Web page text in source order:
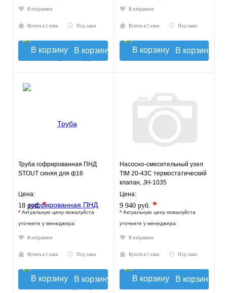
В избранное
Купить в 1 клик Под заказ
В корзину
В избранное
Купить в 1 клик Под заказ
В корзину
Труба гофрированная ПНД
STOUT синяя для ф16
Цена:
18 руб.*
* Актуальную цену пожалуйста
уточните у менеджера
В избранное
Купить в 1 клик Под заказ
В корзину
Насосно-смесительный узел
TIM 20-43С термостатический
клапан, JH-1035
Цена:
9 940 руб. *
* Актуальную цену пожалуйста
уточните у менеджера
В избранное
Купить в 1 клик Под заказ
В корзину